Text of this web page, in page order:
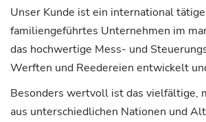
Unser Kunde ist ein international
familiengeführtes Unternehmen im
das hochwertige Mess- und
Werften und Reedereien entwickelt
Besonders wertvoll ist das vielfältige,
aus unterschiedlichen Nationen und